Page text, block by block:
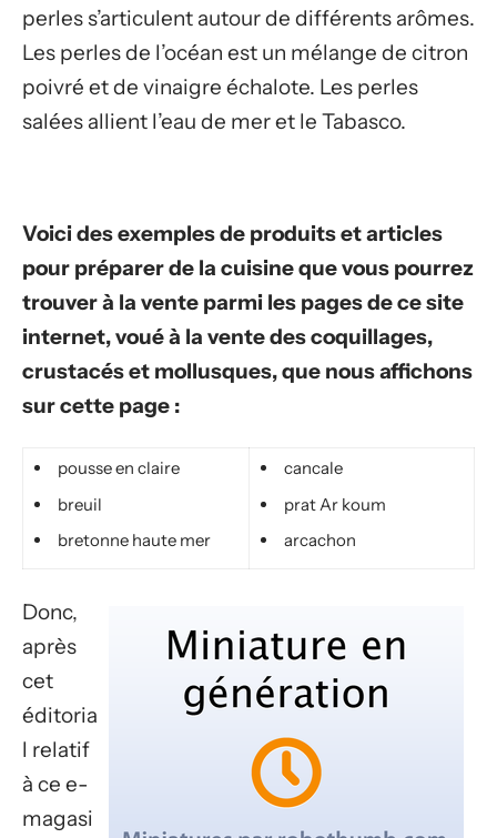
perles s’articulent autour de différents arômes.
Les perles de l’océan est un mélange de citron
poivré et de vinaigre échalote. Les perles
salées allient l’eau de mer et le Tabasco.
Voici des exemples de produits et articles
pour préparer de la cuisine que vous pourrez
trouver à la vente parmi les pages de ce site
internet, voué à la vente des coquillages,
crustacés et mollusques, que nous affichons
sur cette page :
pousse en claire
breuil
bretonne haute mer
cancale
prat Ar koum
arcachon
Donc,
après
cet
éditoria
l relatif
à ce e-
magasi